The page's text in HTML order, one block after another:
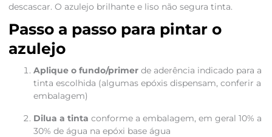
descascar. O azulejo brilhante e liso não segura tinta.
Passo a passo para pintar o
azulejo
Aplique o fundo/primerde aderência indicado para a
tinta escolhida (algumas epóxis dispensam, conferir a
embalagem)
Dilua a tinta conforme a embalagem, em geral 10% a
30% de água na epóxi base água